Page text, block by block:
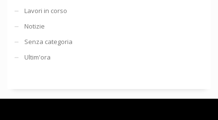
Lavori in corso
Notizie
Senza categoria
Ultim'ora